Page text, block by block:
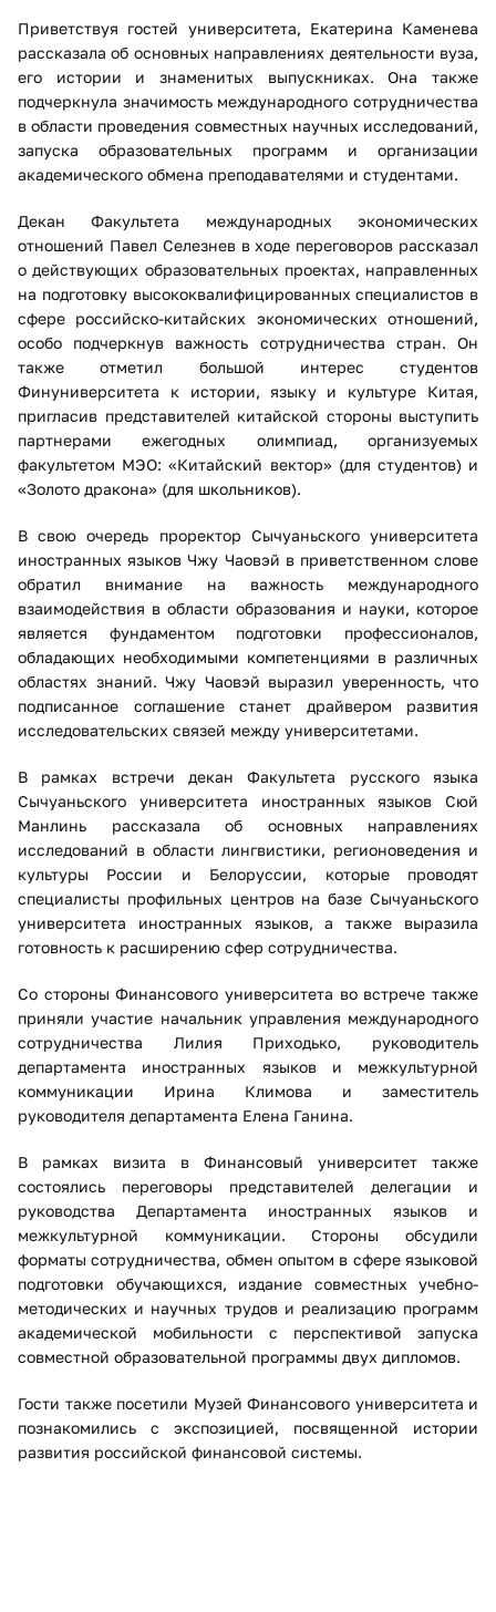
Приветствуя гостей университета, Екатерина Каменева
рассказала об основных направлениях деятельности вуза,
его истории и знаменитых выпускниках. Она также
подчеркнула значимость международного сотрудничества
в области проведения совместных научных исследований,
запуска образовательных программ и организации
академического обмена преподавателями и студентами.
Декан Факультета международных экономических
отношений Павел Селезнев в ходе переговоров рассказал
о действующих образовательных проектах, направленных
на подготовку высококвалифицированных специалистов в
сфере российско-китайских экономических отношений,
особо подчеркнув важность сотрудничества стран. Он
также отметил большой интерес студентов
Финуниверситета к истории, языку и культуре Китая,
пригласив представителей китайской стороны выступить
партнерами ежегодных олимпиад, организуемых
факультетом МЭО: «Китайский вектор» (для студентов) и
«Золото дракона» (для школьников).
В свою очередь проректор Сычуаньского университета
иностранных языков Чжу Чаовэй в приветственном слове
обратил внимание на важность международного
взаимодействия в области образования и науки, которое
является фундаментом подготовки профессионалов,
обладающих необходимыми компетенциями в различных
областях знаний. Чжу Чаовэй выразил уверенность, что
подписанное соглашение станет драйвером развития
исследовательских связей между университетами.
В рамках встречи декан Факультета русского языка
Сычуаньского университета иностранных языков Сюй
Манлинь рассказала об основных направлениях
исследований в области лингвистики, регионоведения и
культуры России и Белоруссии, которые проводят
специалисты профильных центров на базе Сычуаньского
университета иностранных языков, а также выразила
готовность к расширению сфер сотрудничества.
Со стороны Финансового университета во встрече также
приняли участие начальник управления международного
сотрудничества Лилия Приходько, руководитель
департамента иностранных языков и межкультурной
коммуникации Ирина Климова и заместитель
руководителя департамента Елена Ганина.
В рамках визита в Финансовый университет также
состоялись переговоры представителей делегации и
руководства Департамента иностранных языков и
межкультурной коммуникации. Стороны обсудили
форматы сотрудничества, обмен опытом в сфере языковой
подготовки обучающихся, издание совместных учебно-
методических и научных трудов и реализацию программ
академической мобильности с перспективой запуска
совместной образовательной программы двух дипломов.
Гости также посетили Музей Финансового университета и
познакомились с экспозицией, посвященной истории
развития российской финансовой системы.​